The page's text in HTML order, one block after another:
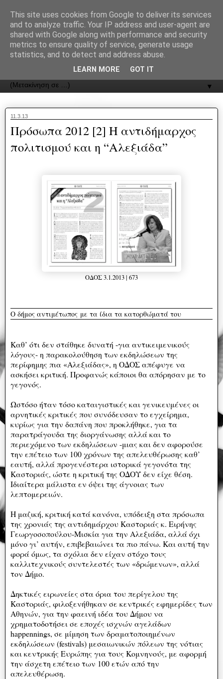
ΟΔΟΣ
▼
11.3.13
Πρόσωπα 2012 [2] Η αντιδήμαρχος
πολιτισμού και η “Αλεξιάδα”
ΟΔΟΣ 3.1.2013 | 673
Ο δήμος αντιμέτωπος με τα ίδια τα κατορθώματά του
Καθ’ ότι δεν στάθηκε δυνατή -για αντικειμενικούς
λόγους- η παρακολούθηση των εκδηλώσεων της
περίφημης πια «Αλεξιάδας», η ΟΔΟΣ απέφυγε να
ασκήσει κριτική. Προφανώς κάποιοι θα απόρησαν με το
γεγονός.
Ωστόσο ήταν τόσο καταιγιστικές και γενικευμένες οι
αρνητικές κριτικές που συνόδευσαν το εγχείρημα,
κυρίως για την δαπάνη που προκλήθηκε, για τα
παρατράγουδα της διοργάνωσης αλλά και το
περιεχόμενο των εκδηλώσεων -μιας και δεν αφορούσε
την επέτειο των 100 χρόνων της απελευθέρωσης καθ’
εαυτή, αλλά προγενέστερα ιστορικά γεγονότα της
Καστοριάς, ώστε η κριτική της ΟΔΟΥ δεν είχε θέση.
Ιδιαίτερα μάλιστα εν όψει της άγνοιας των
λεπτομερειών.
Η μαζική, κριτική κατά κανόνα, υπόδειξη στα πρόσωπα
της χρονιάς της αντιδημάρχου Καστοριάς κ. Ειρήνης
Γεωργοσοπούλου-Μισκία για την Αλεξιάδα, αλλά όχι
μόνο γι’ αυτήν, επιβεβαιώνει τα πιο πάνω. Και αυτή την
φορά όμως, τα σχόλια δεν είχαν στόχο τους
καλλιτεχνικούς συντελεστές των «δρώμενων», αλλά
τον Δήμο.
Δηκτικές ειρωνείες στα όρια του περίγελου της
Καστοριάς, φιλοξενήθηκαν σε κεντρικές εφημερίδες των
Αθηνών, για την φαεινή ιδέα του Δήμου να
χρηματοδοτήσει σε εποχές ισχνών αγελάδων
happennings, σε μίμηση των δραματοποιημένων
εκδηλώσεων (festivals) μεσαιωνικών πόλεων της νότιας
και κεντρικής Ευρώπης για τους Κομνηνούς, με αφορμή
την άσχετη επέτειο των 100 ετών από την
απελευθέρωση.
This site uses cookies from Google to deliver its services
and to analyze traffic. Your IP address and user-agent are
shared with Google along with performance and security
metrics to ensure quality of service, generate usage
statistics, and to detect and address abuse.
LEARN MORE GOT IT